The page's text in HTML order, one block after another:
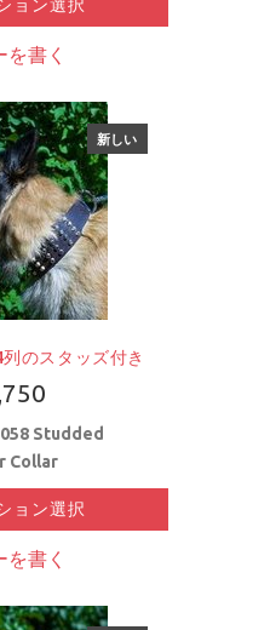
ョン選択
を書く
新しい
のスタッズ付き
Studded
Collar
ョン選択
を書く